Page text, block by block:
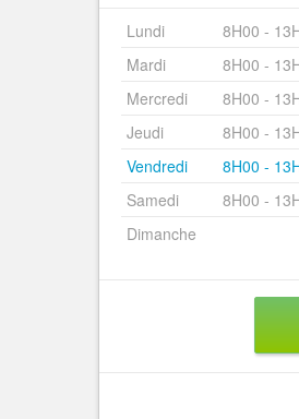
Lundi
8H00 -
Mardi
8H00 -
Mercredi
8H00 -
Jeudi
8H00 -
Vendredi
8H00 -
Samedi
8H00 -
Dimanche